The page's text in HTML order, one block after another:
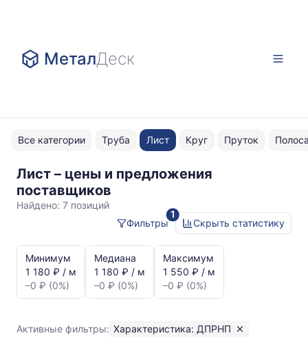
МеталДеск
Все категории Труба Лист Круг Пруток
Лист – цены и предложения
поставщиков
Найдено: 7 позиций
1
Фильтры
Скрыть статистику
динамика
цен:
Лист
Показаны
минимальная,
Минимум
1 180 ₽ / м
–0 ₽ (0%)
Медиана
1 180 ₽ / м
–0 ₽ (0%)
Максимум
1 550 ₽ / м
–0 ₽ (0%)
Активные фильтры: Характеристика: ДПРНП